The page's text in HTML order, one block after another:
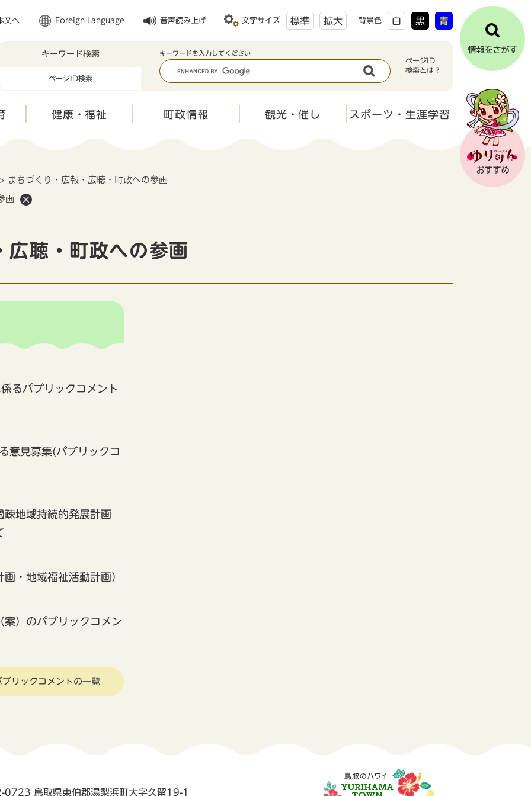
文へ Foreign Language 音声読み上げ 文字サイズ 標準 拡大 背景色 白 黒 青
キーワード検索
ページID検索
キ
ー
ワ
ド
キーワードを入力してください
ページID
検索とは？
健康・福祉 町政情報 観光・催し スポーツ・生涯学習
> まちづくり・広報・広聴・町政への参画
画
広聴・町政への参画
るパブリックコメント
意見募集(パブリックコ
疎地域持続的発展計画
・地域福祉活動計画）
）のパブリックコメン
ブリックコメントの一覧
0723 鳥取県東伯郡湯梨浜町大字久留19-1